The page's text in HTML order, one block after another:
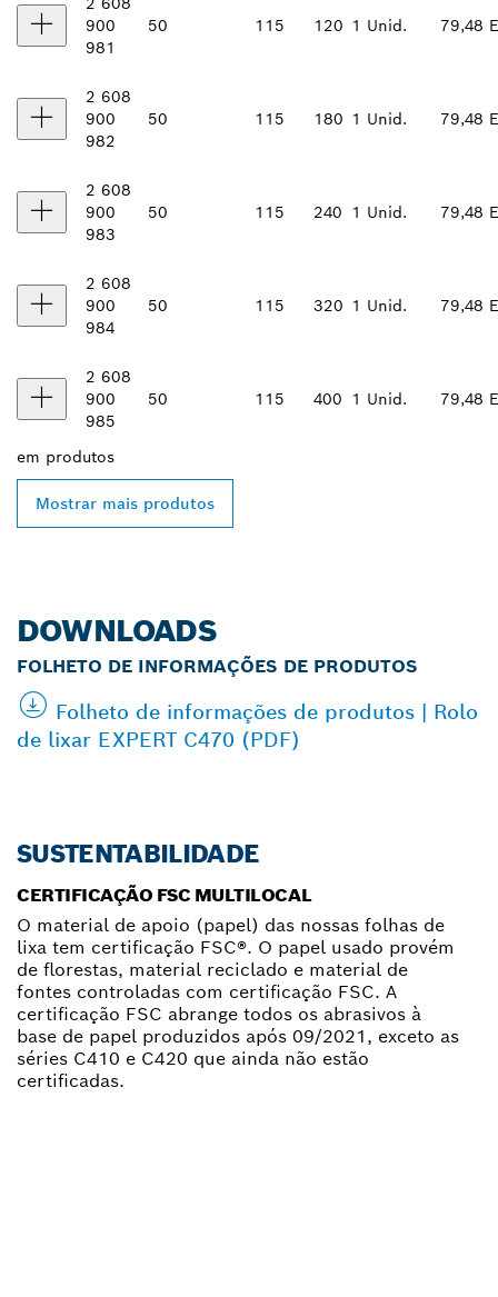
900
981
50 115 120 1 Unid. 79,48
2 608
900
982
50 115 180 1 Unid. 79,48
2 608
900
983
50 115 240 1 Unid. 79,48
2 608
900
984
50 115 320 1 Unid. 79,48
2 608
900
985
50 115 400 1 Unid. 79,48
em produtos
Mostrar mais produtos
DOWNLOADS
FOLHETO DE INFORMAÇÕES DE PRODUTOS
Folheto de informações de produtos | Rolo
de lixar EXPERT C470 (PDF)
SUSTENTABILIDADE
CERTIFICAÇÃO FSC MULTILOCAL
O material de apoio (papel) das nossas folhas de
lixa tem certificação FSC®. O papel usado provém
de florestas, material reciclado e material de
fontes controladas com certificação FSC. A
certificação FSC abrange todos os abrasivos à
base de papel produzidos após 09/2021, exceto as
séries C410 e C420 que ainda não estão
certificadas.